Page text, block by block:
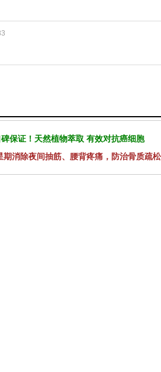
保证！天然植物萃取 有效对抗癌细胞
期消除夜间抽筋、腰背疼痛，防治骨质疏